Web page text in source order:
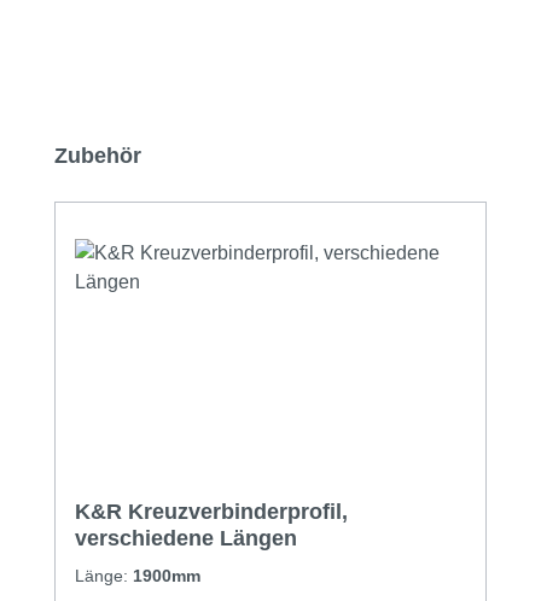
Produktgalerie überspringen
Zubehör
K&R Kreuzverbinderprofil,
verschiedene Längen
Länge: 1900mm